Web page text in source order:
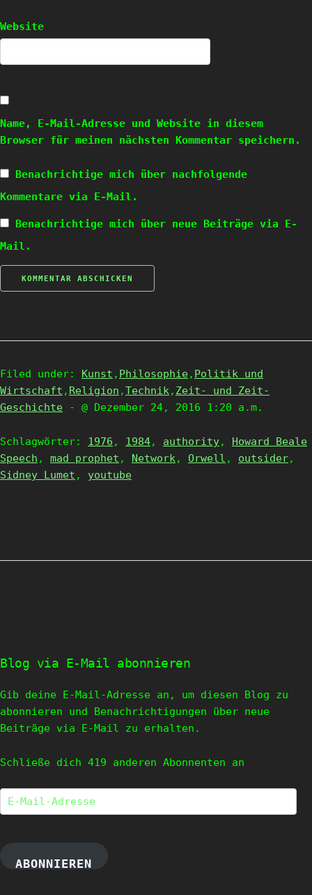
Website
Name, E-Mail-Adresse und Website in diesem
Browser für meinen nächsten Kommentar speichern.
Benachrichtige mich über nachfolgende
Kommentare via E-Mail.
Benachrichtige mich über neue Beiträge via E-
Mail.
Filed under: Kunst , Philosophie, Politik und
Wirtschaft , Religion ,Technik, Zeit- und Zeit-
Geschichte
- @ Dezember 24, 2016 1:20 a.m.
Schlagwörter: 1976 , 1984, authority, Howard Beale
Speech , mad prophet , Network, Orwell , outsider,
Sidney Lumet , youtube
Blog via E-Mail abonnieren
Gib deine E-Mail-Adresse an, um diesen Blog zu
abonnieren und Benachrichtigungen über neue
Beiträge via E-Mail zu erhalten.
Schließe dich 419 anderen Abonnenten an
E-
Mail-
ABONNIEREN